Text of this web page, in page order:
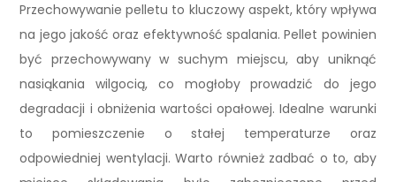
Przechowywanie pelletu to kluczowy aspekt, który wpływa
na jego jakość oraz efektywność spalania. Pellet powinien
być przechowywany w suchym miejscu, aby uniknąć
nasiąkania wilgocią, co mogłoby prowadzić do jego
degradacji i obniżenia wartości opałowej. Idealne warunki
to pomieszczenie o stałej temperaturze oraz
odpowiedniej wentylacji. Warto również zadbać o to, aby